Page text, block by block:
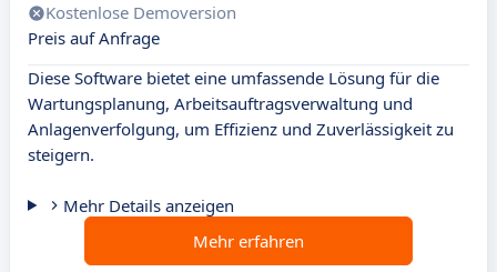
Kostenlose Demoversion
Preis auf Anfrage
Diese Software bietet eine umfassende Lösung für die
Wartungsplanung, Arbeitsauftragsverwaltung und
Anlagenverfolgung, um Effizienz und Zuverlässigkeit zu
steigern.
Mehr Details anzeigen
Mehr erfahren